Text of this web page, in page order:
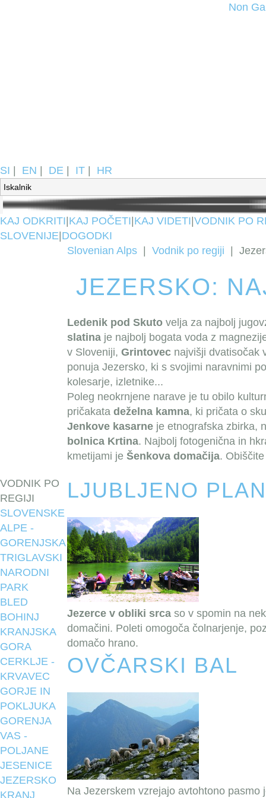
Non
SI EN DE IT HR
KAJ ODKRITI KAJ POČETI KAJ VIDETI VODNIK PO
SLOVENIJE DOGODKI
VODNIK PO
REGIJI
SLOVENSKE
ALPE -
GORENJSKA
TRIGLAVSKI
NARODNI
PARK
BLED
BOHINJ
KRANJSKA
GORA
CERKLJE -
KRVAVEC
GORJE IN
POKLJUKA
GORENJA
VAS -
POLJANE
JESENICE
JEZERSKO
KRANJ
Slovenian Alps Vodnik po regiji
JEZERSKO:
Ledenik pod Skuto velja za najbolj
slatina je najbolj bogata voda z
v Sloveniji, Grintovec najvišji dvatisočak
ponuja Jezersko, ki s svojimi naravnimi
kolesarje, izletnike...
Poleg neokrnjene narave je tu obilo
pričakata deželna kamna, ki pričata o
Jenkove kasarne je etnografska zbirka,
bolnica Krtina. Najbolj fotogenična in
kmetijami je Šenkova domačija.
LJUBLJENO
Jezerce v obliki srca so v spomin na
domačini. Poleti omogoča čolnarjenje,
domačo hrano.
OVČARSKI BAL
Na Jezerskem vzrejajo avtohtono